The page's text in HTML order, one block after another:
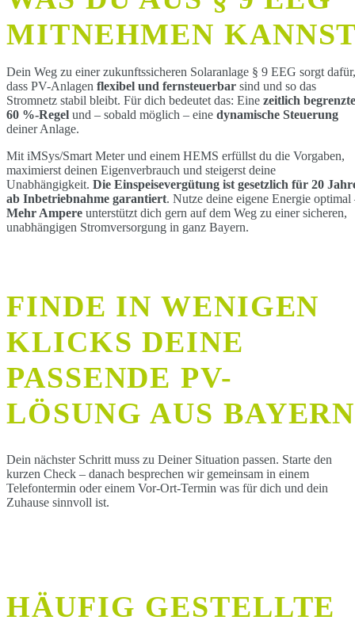
MITNEHMEN
Dein Weg zu einer zukunftssicheren Solaranlage § 9 EEG sorgt dafür,
dass PV-Anlagen flexibel und fernsteuerbar sind und so das
Stromnetz stabil bleibt. Für dich bedeutet das: Eine zeitlich begrenzte
60 %-Regel und – sobald möglich – eine dynamische Steuerung
deiner Anlage.
Mit iMSys/Smart Meter und einem HEMS erfüllst du die Vorgaben,
maximierst deinen Eigenverbrauch und steigerst deine
Unabhängigkeit. Die Einspeisevergütung ist gesetzlich für 20
ab Inbetriebnahme garantiert. Nutze deine eigene Energie optimal
Mehr Ampere unterstützt dich gern auf dem Weg zu einer sicheren,
unabhängigen Stromversorgung in ganz Bayern.
FINDE IN WENIGEN
KLICKS DEINE
PASSENDE PV-
LÖSUNG AUS BAYERN
Dein nächster Schritt muss zu Deiner Situation passen. Starte den
kurzen Check – danach besprechen wir gemeinsam in einem
Telefontermin oder einem Vor-Ort-Termin was für dich und dein
Zuhause sinnvoll ist.
HÄUFIG GESTELLTE